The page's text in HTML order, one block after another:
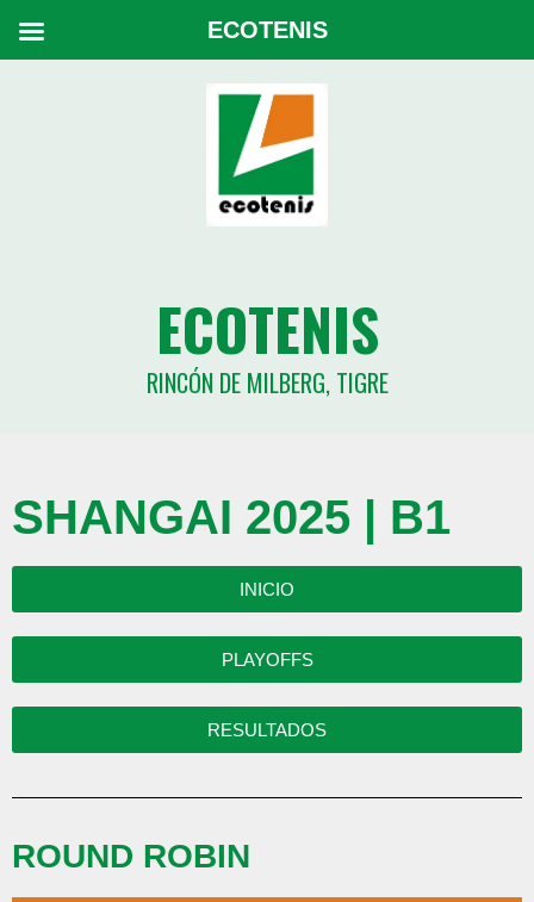
ECOTENIS
RINCÓN DE MILBERG, TIGRE
SHANGAI 2025 | B1
INICIO
PLAYOFFS
RESULTADOS
ROUND ROBIN
ECOTENIS